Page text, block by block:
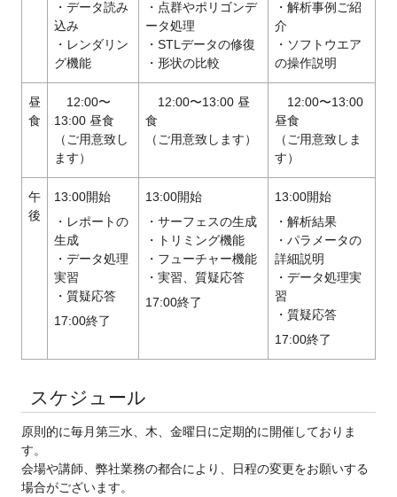
・データ読み
込み
・レンダリン
グ機能
・点群やポリゴンデ
ータ処理
・STLデータの修復
・形状の比較
・解析事例ご紹
介
・ソフトウエア
の操作説明
昼
食
12:00〜
13:00 昼食
（ご用意致し
ます）
12:00〜13:00 昼
食
（ご用意致します）
12:00〜13:00
昼食
（ご用意致しま
す）
午
後
13:00開始
・レポートの
生成
・データ処理
実習
・質疑応答
17:00終了
13:00開始
・サーフェスの生成
・トリミング機能
・フューチャー機能
・実習、質疑応答
17:00終了
13:00開始
・解析結果
・パラメータの
詳細説明
・データ処理実
習
・質疑応答
17:00終了
スケジュール
原則的に毎月第三水、木、金曜日に定期的に開催しておりま
す。
会場や講師、弊社業務の都合により、日程の変更をお願いする
場合がございます。